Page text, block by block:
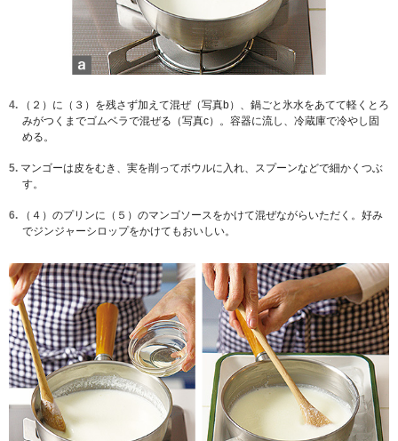
4.
（２）に（３）を残さず加えて混ぜ（写真b）、鍋ごと氷水をあてて軽くとろ
みがつくまでゴムベラで混ぜる（写真c）。容器に流し、冷蔵庫で冷やし固
める。
5. マンゴーは皮をむき、実を削ってボウルに入れ、スプーンなどで細かくつぶ
す。
6.
（４）のプリンに（５）のマンゴソースをかけて混ぜながらいただく。好み
でジンジャーシロップをかけてもおいしい。